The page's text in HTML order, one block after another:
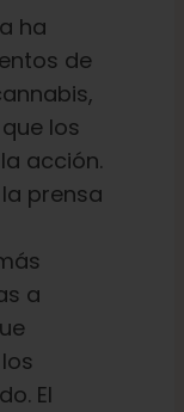
ha
de
los
acción.
prensa
a
El